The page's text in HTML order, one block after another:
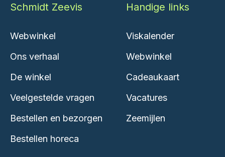
Schmidt Zeevis
Webwinkel
Ons verhaal
De winkel
Veelgestelde vragen
Bestellen en bezorgen
Bestellen horeca
Handige links
Viskalender
Webwinkel
Cadeaukaart
Vacatures
Zeemijlen